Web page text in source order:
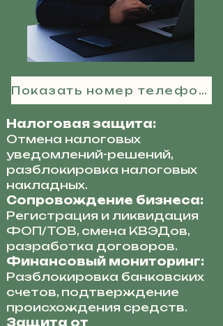
Показать номер телефона
Налоговая защита:
Отмена налоговых
уведомлений-решений,
разблокировка налоговых
накладных.
Сопровождение бизнеса:
Регистрация и ликвидация
ФОП/ТОВ, смена КВЭДов,
разработка договоров.
Финансовый мониторинг:
Разблокировка банковских
счетов, подтверждение
происхождения средств.
Защита от